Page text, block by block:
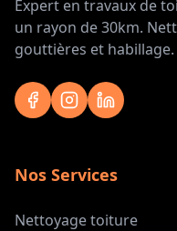
Expert en travaux de
un rayon de 30km.
gouttières et habillage.
Nos Services
Nettoyage toiture